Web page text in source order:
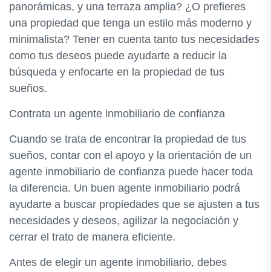
panorámicas, y una terraza amplia? ¿O prefieres
una propiedad que tenga un estilo más moderno y
minimalista? Tener en cuenta tanto tus necesidades
como tus deseos puede ayudarte a reducir la
búsqueda y enfocarte en la propiedad de tus
sueños.
Contrata un agente inmobiliario de confianza
Cuando se trata de encontrar la propiedad de tus
sueños, contar con el apoyo y la orientación de un
agente inmobiliario de confianza puede hacer toda
la diferencia. Un buen agente inmobiliario podrá
ayudarte a buscar propiedades que se ajusten a tus
necesidades y deseos, agilizar la negociación y
cerrar el trato de manera eficiente.
Antes de elegir un agente inmobiliario, debes